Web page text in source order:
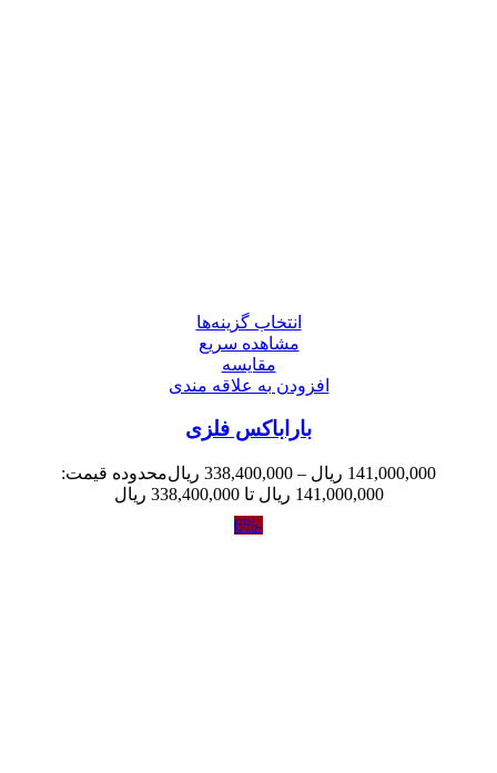
انتخاب گزینه‌ها
مشاهده سریع
مقایسه
افزودن به علاقه مندی
باراباکس فلزی
141,000,000 ریال –
338,400,000 ریالمحدوده قیمت:
141,000,000 ریال تا 338,400,000 ریال
-6%